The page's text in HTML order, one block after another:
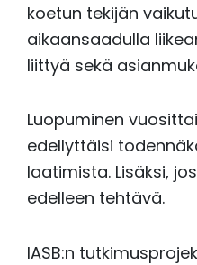
koetun tekijän
aikaansaadulla
liittyä sekä
Luopuminen
edellyttäisi
laatimista. Lisäksi,
edelleen tehtävä.
IASB:n